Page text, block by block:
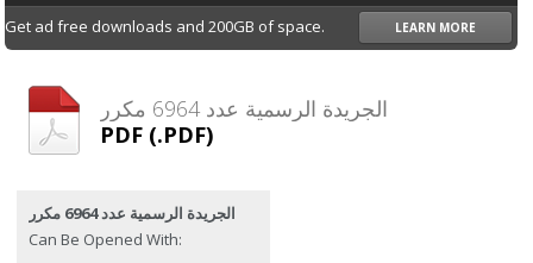
Get ad free downloads and 200GB of space. LEARN MORE
الجريدة الرسمية عدد 6964 مكرر
PDF (.PDF)
الجريدة الرسمية عدد 6964 مكرر
Can Be Opened With: